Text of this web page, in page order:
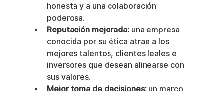
honesta y a una colaboración
poderosa.
Reputación mejorada: una empresa
conocida por su ética atrae a los
mejores talentos, clientes leales e
inversores que desean alinearse con
sus valores.
Mejor toma de decisiones: un marco